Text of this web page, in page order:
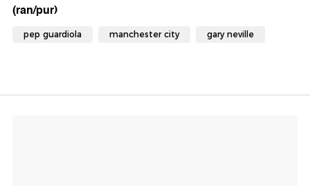
(ran/pur)
pep guardiola manchester city gary neville